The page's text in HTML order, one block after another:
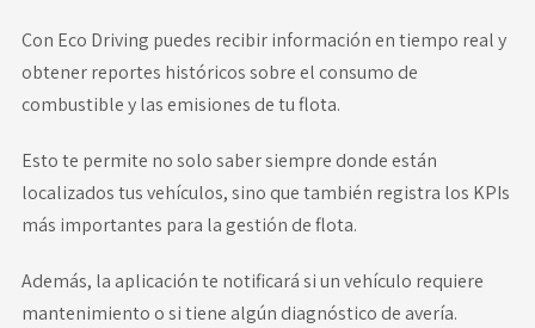
Con Eco Driving puedes recibir información en tiempo real y
obtener reportes históricos sobre el consumo de
combustible y las emisiones de tu flota.
Esto te permite no solo saber siempre donde están
localizados tus vehículos, sino que también registra los KPIs
más importantes para la gestión de flota.
Además, la aplicación te notificará si un vehículo requiere
mantenimiento o si tiene algún diagnóstico de avería.